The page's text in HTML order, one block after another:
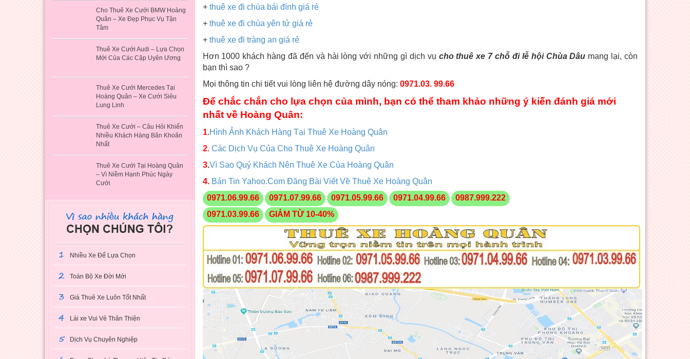
Cho Thuê Xe Cưới BMW Hoàng
Quân – Xe Đẹp Phục Vụ Tận
Tâm
Thuê Xe Cưới Audi – Lựa Chọn
Mới Của Các Cặp Uyên Ương
Thuê Xe Cưới Mercedes Tại
Hoàng Quân – Xe Cưới Siêu
Lung Linh
Thuê Xe Cưới – Câu Hỏi Khiến
Nhiều Khách Hàng Băn Khoăn
Nhất
Thuê Xe Cưới Tại Hoàng Quân
– Vì Niềm Hạnh Phúc Ngày
Cưới
1 Nhiều Xe Để Lựa Chọn
2 Toàn Bộ Xe Đời Mới
3 Giá Thuê Xe Luôn Tốt Nhất
4 Lái xe Vui Vẻ Thân Thiện
5 Dịch Vụ Chuyên Nghiệp
+ thuê xe đi chùa bái đính giá rẻ
+ thuê xe đi chùa yên tử giá rẻ
+ thuê xe đi tràng an giá rẻ
Hơn 1000 khách hàng đã đến và hài lòng với những gì dịch vụ cho thuê xe 7 chỗ đi lễ hội Chùa Dâu mang lại, còn
bạn thì sao ?
Mọi thông tin chi tiết vui lòng liên hệ đường dây nóng: 0971.03. 99.66
Để chắc chắn cho lựa chọn của mình, bạn có thể tham khảo những ý kiến đánh giá mới
nhất về Hoàng Quân:
1.Hình Ảnh Khách Hàng Tại Thuê Xe Hoàng Quân
2. Các Dịch Vụ Của Cho Thuê Xe Hoàng Quân
3.Vì Sao Quý Khách Nên Thuê Xe Của Hoàng Quân
4.Bản Tin Yahoo.Com Đăng Bài Viết Về Thuê Xe Hoàng Quân
0971.06.99.66
0971.07.99.66 0971.05.99.66 0971.04.99.66
0987.999.222
0971.03.99.66
GIẢM TỪ 10-40%